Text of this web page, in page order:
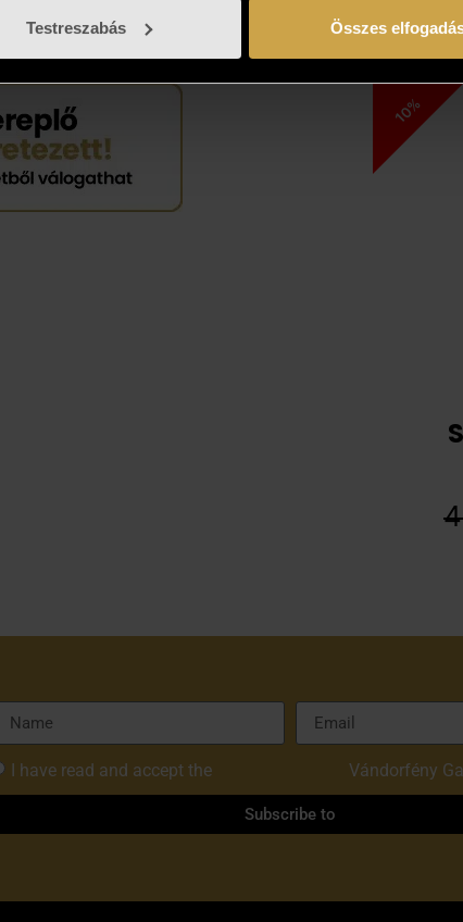
Testreszabás Összes
10%
I have read and accept the Vándorfény
Subscribe to